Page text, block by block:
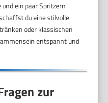
ein paar Spritzern
du eine stilvolle
oder klassischen
entspannt und
zur